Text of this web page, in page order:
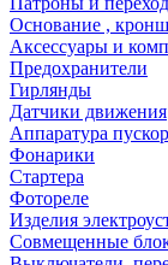
Основание ,
Аксессуары и
Предохранители
Гирлянды
Датчики движения
Аппаратура
Фонарики
Стартера
Фотореле
Изделия
Совмещенные